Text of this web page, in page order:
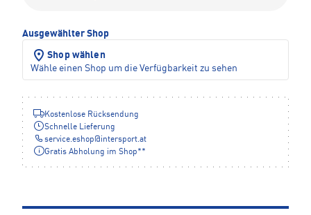
Ausgewählter Shop
Shop wählen
Wähle einen Shop um die Verfügbarkeit zu sehen
Kostenlose Rücksendung
Schnelle Lieferung
service.eshop@intersport.at
Gratis Abholung im Shop**